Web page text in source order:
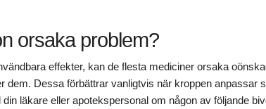
orsaka problem?
effekter, kan de flesta mediciner orsaka
dem. Dessa förbättrar vanligtvis när kroppen anpassar
läkare eller apotekspersonal om någon av följande